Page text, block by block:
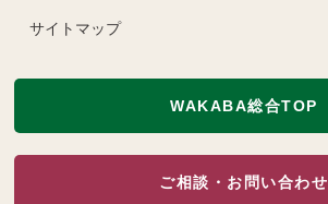
サイトマップ
WAKABA総合TOP
ご相談・お問い合わせ